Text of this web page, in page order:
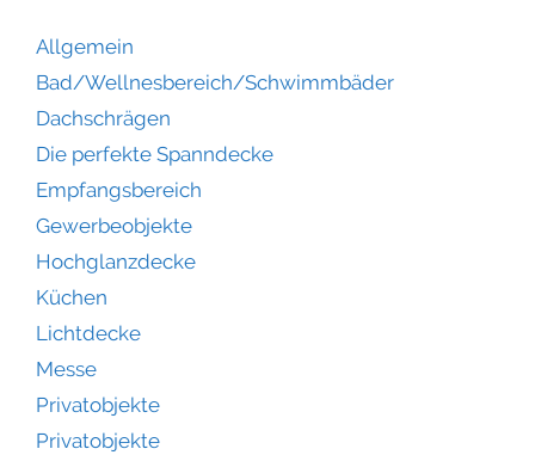
Allgemein
Bad/Wellnesbereich/Schwimmbäder
Dachschrägen
Die perfekte Spanndecke
Empfangsbereich
Gewerbeobjekte
Hochglanzdecke
Küchen
Lichtdecke
Messe
Privatobjekte
Privatobjekte